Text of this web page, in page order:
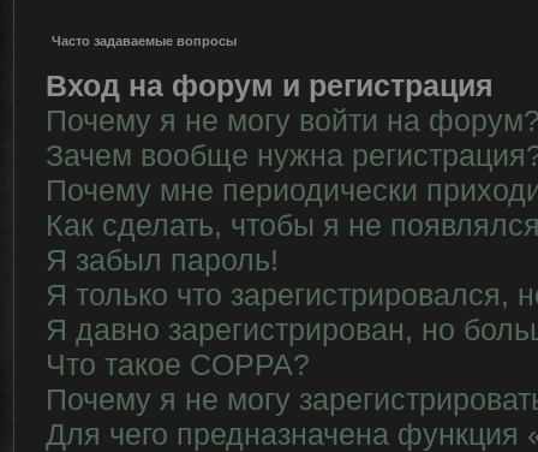
Часто задаваемые вопросы
Вход на форум и регистрация
Почему я не могу войти на
Зачем вообще нужна
Почему мне периодически
Как сделать, чтобы я не
Я забыл пароль!
Я только что зарегистрировался,
Я давно зарегистрирован, но
Что такое COPPA?
Почему я не могу
Для чего предназначена функция